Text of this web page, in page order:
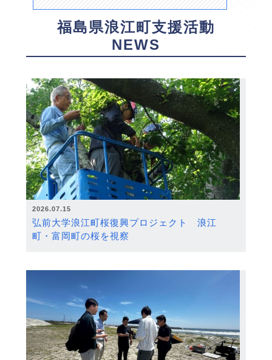
福島県浪江町支援活動
NEWS
2026.07.15
弘前大学浪江町桜復興プロジェクト 浪江
町・富岡町の桜を視察